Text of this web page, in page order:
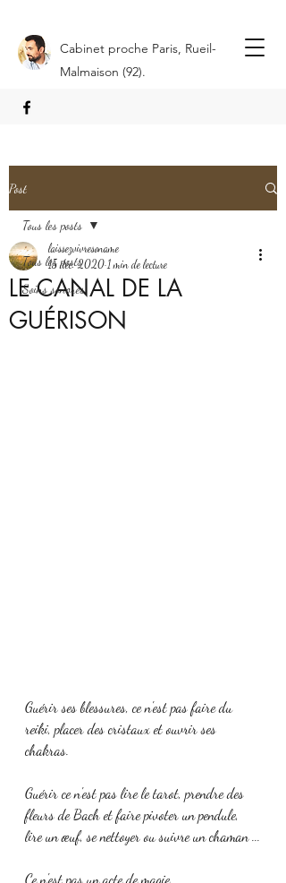
Cabinet proche Paris, Rueil-
Malmaison (92).
Post
Tous les posts
Soins sonores
Tous les posts
LE CANAL DE LA
GUÉRISON
laissezvivresoname
15 déc. 2020 1 min de lecture
Guérir ses blessures, ce n'est pas faire du
reiki, placer des cristaux et ouvrir ses
chakras.
Guérir ce n'est pas lire le tarot, prendre des
fleurs de Bach et faire pivoter un pendule,
lire un œuf, se nettoyer ou suivre un chaman ...
Ce n'est pas un acte de magie.